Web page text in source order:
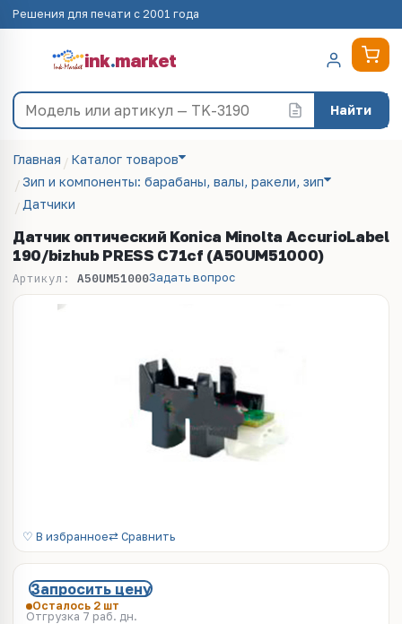
Решения для печати с 2001 года
ink.market
Найти
Главная
Каталог товаров
Зип и компоненты: барабаны, валы, ракели, зип
Датчики
Датчик оптический Konica Minolta AccurioLabel
190/bizhub PRESS C71cf (A50UM51000)
Артикул: A50UM51000Задать вопрос
♡ В избранное⇄ Сравнить
Запросить цену
Осталось 2 шт
Отгрузка 7 раб. дн.